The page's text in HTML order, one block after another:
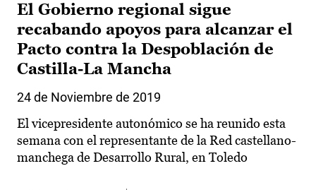
El Gobierno regional sigue
recabando apoyos para alcanzar el
Pacto contra la Despoblación de
Castilla-La Mancha
24 de Noviembre de 2019
El vicepresidente autonómico se ha reunido esta
semana con el representante de la Red castellano-
manchega de Desarrollo Rural, en Toledo